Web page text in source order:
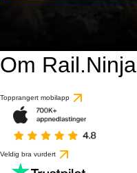
Om Rail.Ninja
Topprangert mobilapp
Veldig bra vurdert